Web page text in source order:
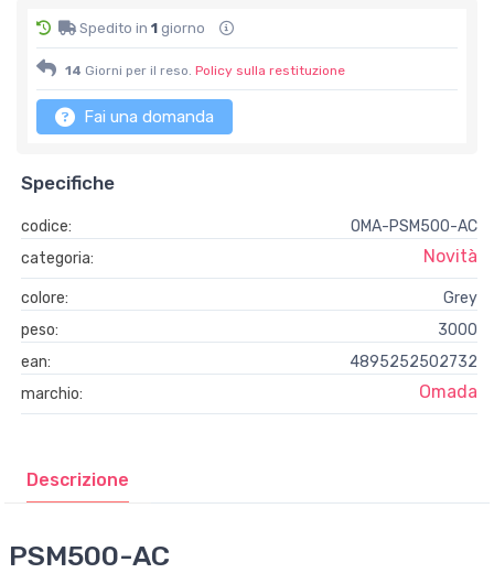
Spedito in 1 giorno
14 Giorni per il reso. Policy sulla restituzione
Fai una domanda
Specifiche
codice:
OMA-PSM500-AC
categoria:
Novità
colore:
Grey
peso:
3000
ean:
4895252502732
marchio:
Omada
Descrizione
PSM500-AC